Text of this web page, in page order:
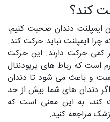
کند؟
ایمپلنت دندان صحبت کنیم،
ایمپلنت نباید حرکت کند.
کمی حرکت دارند. این حرکت
است که رباط های پریودنتال
است و باعث می شود تا دندان
دندان های شما بیش از حد
کند، به این معنی است که
مراجعه کنید.